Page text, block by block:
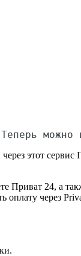
можно
этот
Приват 24, а
оплату через